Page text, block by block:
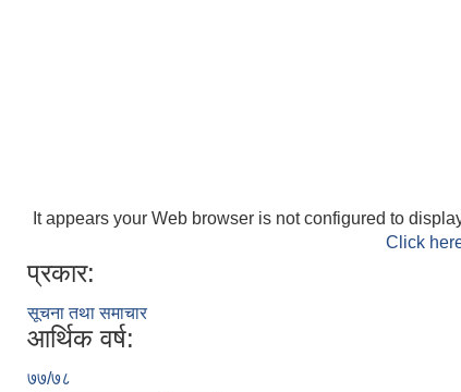
It appears your Web browser is not configured to
Click
प्रकार:
सूचना तथा समाचार
आर्थिक वर्ष:
७७/७८